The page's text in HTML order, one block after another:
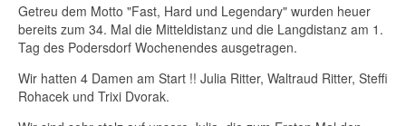
Getreu dem Motto "Fast, Hard und Legendary" wurden heuer
bereits zum 34. Mal die Mitteldistanz und die Langdistanz am 1.
Tag des Podersdorf Wochenendes ausgetragen.
Wir hatten 4 Damen am Start !! Julia Ritter, Waltraud Ritter, Steffi
Rohacek und Trixi Dvorak.